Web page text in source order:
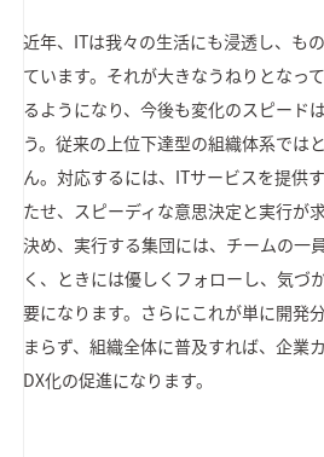
近年、ITは我々の生活にも浸透し、も
ています。それが大きなうねりとなっ
るようになり、今後も変化のスピード
う。従来の上位下達型の組織体系では
ん。対応するには、ITサービスを提供
たせ、スピーディな意思決定と実行が
決め、実行する集団には、チームの一
く、ときには優しくフォローし、気づ
要になります。さらにこれが単に開発
まらず、組織全体に普及すれば、企業
DX化の促進になります。